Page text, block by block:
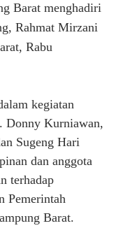
Barat menghadiri
Rahmat Mirzani
Rabu
kegiatan
Donny Kurniawan,
Sugeng Hari
dan anggota
terhadap
Pemerintah
Barat.